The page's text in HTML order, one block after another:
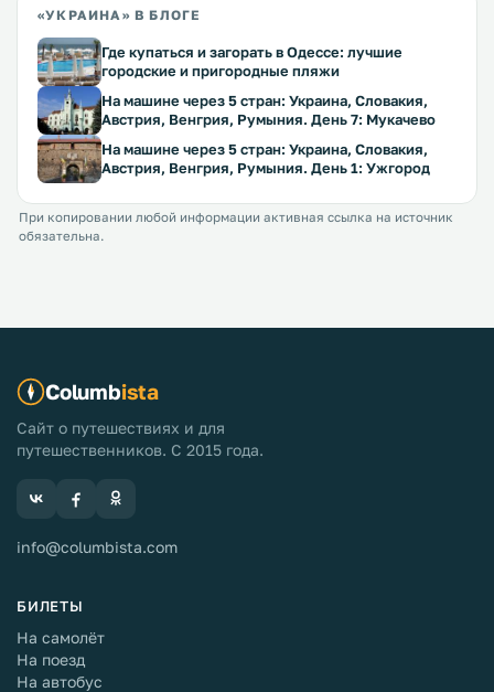
«УКРАИНА» В БЛОГЕ
Где купаться и загорать в Одессе: лучшие
городские и пригородные пляжи
На машине через 5 стран: Украина, Словакия,
Австрия, Венгрия, Румыния. День 7: Мукачево
На машине через 5 стран: Украина, Словакия,
Австрия, Венгрия, Румыния. День 1: Ужгород
При копировании любой информации активная ссылка на источник
обязательна.
Columbista
Сайт о путешествиях и для
путешественников. С 2015 года.
info@columbista.com
БИЛЕТЫ
На самолёт
На поезд
На автобус